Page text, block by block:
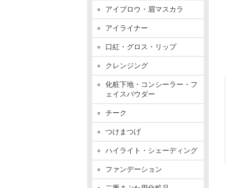
アイブロウ・眉マスカラ
アイライナー
口紅・グロス・リップ
クレンジング
化粧下地・コンシーラー・フ
ェイスパウダー
チーク
つけまつげ
ハイライト・シェーディング
ファンデーション